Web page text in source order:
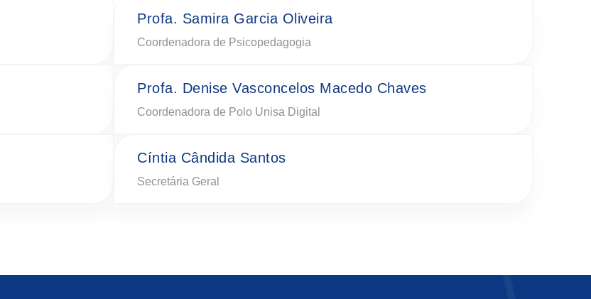
Profa. Samira Garcia Oliveira
Coordenadora de Psicopedagogia
Profa. Denise Vasconcelos Macedo Chaves
Coordenadora de Polo Unisa Digital
Cíntia Cândida Santos
Secretária Geral